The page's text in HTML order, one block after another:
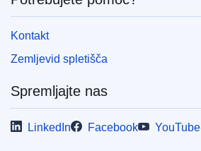
Kontakt
Zemljevid spletišča
Spremljajte nas
LinkedIn Facebook YouTube